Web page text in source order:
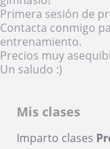
Primera sesión de
Contacta conmigo
entrenamiento.
Precios muy
Un saludo :)
Mis clases
Imparto clases